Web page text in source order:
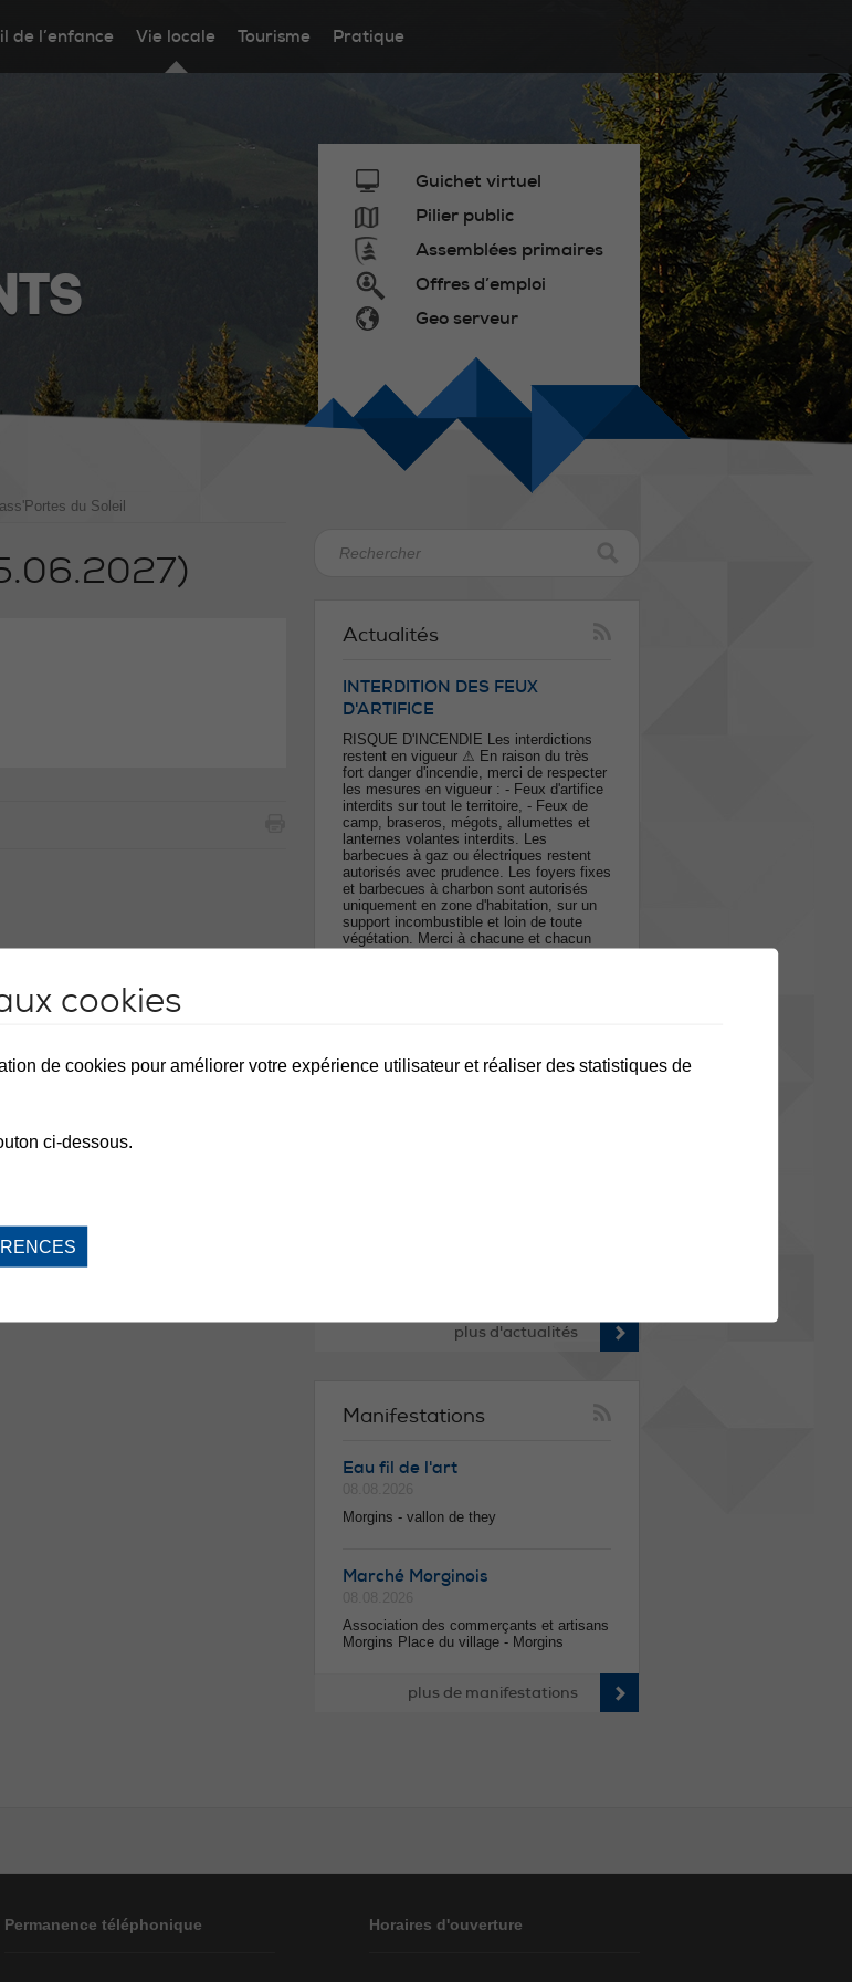
de l’enfance Vie locale Tourisme Pratique
Guichet virtuel
Pilier public
Assemblées primaires
Offres d’emploi
Geo serveur
du Soleil
Actualités
INTERDITION DES FEUX
D'ARTIFICE
RISQUE D'INCENDIE Les interdictions
restent en vigueur ⚠ En raison du très
fort danger d'incendie, merci de respecter
les mesures en vigueur : - Feux d'artifice
interdits sur tout le territoire, - Feux de
camp, braseros, mégots, allumettes et
lanternes volantes interdits. Les
barbecues à gaz ou électriques restent
autorisés avec prudence. Les foyers fixes
et barbecues à charbon sont autorisés
uniquement en zone d'habitation, sur un
support incombustible et loin de toute
végétation. Merci à chacune et chacun
DES TRANSPORTS SCOLAIRES
plus d'actualités
Manifestations
Eau fil de l'art
Morgins - vallon de they
Marché Morginois
Association des commerçants et artisans
Morgins Place du village - Morgins
plus de manifestations
Horaires d'ouverture
Permanence téléphonique
cookies
de cookies pour améliorer votre expérience utilisateur et réaliser des statistiques de
ci-dessous.